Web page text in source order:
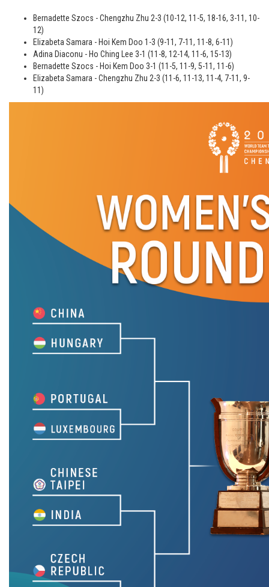
Bernadette Szocs - Chengzhu Zhu 2-3 (10-12, 11-5, 18-16, 3-11, 10-
12)
Elizabeta Samara - Hoi Kem Doo 1-3 (9-11, 7-11, 11-8, 6-11)
Adina Diaconu - Ho Ching Lee 3-1 (11-8, 12-14, 11-6, 15-13)
Bernadette Szocs - Hoi Kem Doo 3-1 (11-5, 11-9, 5-11, 11-6)
Elizabeta Samara - Chengzhu Zhu 2-3 (11-6, 11-13, 11-4, 7-11, 9-
11)